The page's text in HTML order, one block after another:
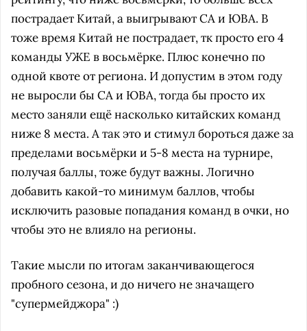
пострадает Китай, а выигрывают СА и ЮВА. В
тоже время Китай не пострадает, тк просто его 4
команды УЖЕ в восьмёрке. Плюс конечно по
одной квоте от региона. И допустим в этом году
не выросли бы СА и ЮВА, тогда бы просто их
место заняли ещё насколько китайских команд
ниже 8 места. А так это и стимул бороться даже за
пределами восьмёрки и 5-8 места на турнире,
получая баллы, тоже будут важны. Логично
добавить какой-то минимум баллов, чтобы
исключить разовые попадания команд в очки, но
чтобы это не влияло на регионы.
Такие мысли по итогам заканчивающегося
пробного сезона, и до ничего не значащего
"супермейджора" :)